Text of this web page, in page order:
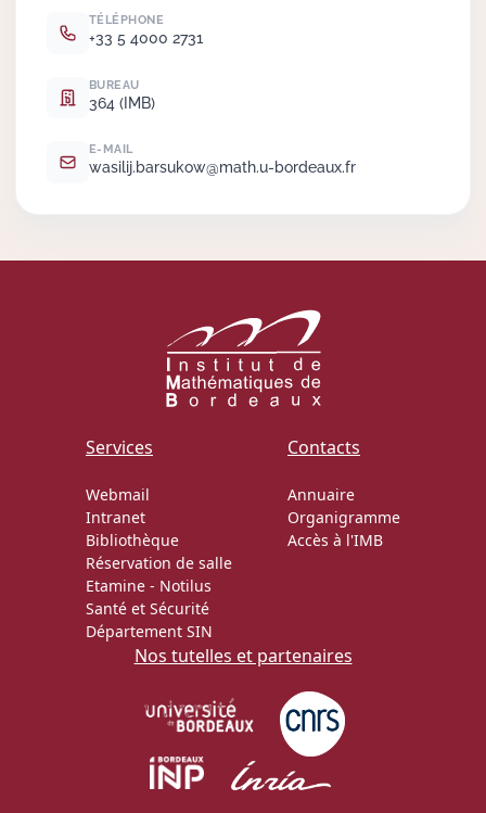
TÉLÉPHONE
+33 5 4000 2731
BUREAU
364 (IMB)
E-MAIL
wasilij.barsukow@math.u-bordeaux.fr
Services
Webmail
Intranet
Bibliothèque
Réservation de salle
Etamine - Notilus
Santé et Sécurité
Département SIN
Contacts
Annuaire
Organigramme
Accès à l'IMB
Nos tutelles et partenaires